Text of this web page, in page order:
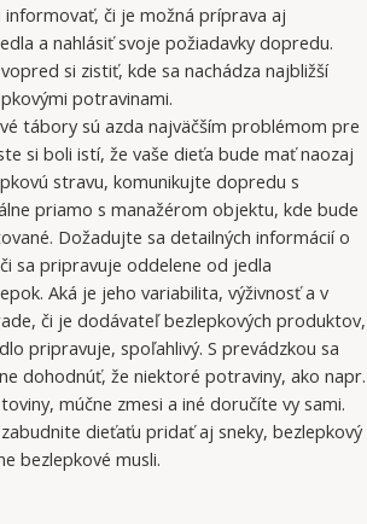
informovať, či je možná príprava aj
a nahlásiť svoje požiadavky dopredu.
si zistiť, kde sa nachádza najbližší
potravinami.
tábory sú azda najväčším problémom pre
si boli istí, že vaše dieťa bude mať naozaj
stravu, komunikujte dopredu s
priamo s manažérom objektu, kde bude
Dožadujte sa detailných informácií o
sa pripravuje oddelene od jedla
Aká je jeho variabilita, výživnosť a v
či je dodávateľ bezlepkových produktov,
pripravuje, spoľahlivý. S prevádzkou sa
dohodnúť, že niektoré potraviny, ako napr.
múčne zmesi a iné doručíte vy sami.
dieťaťu pridať aj sneky, bezlepkový
bezlepkové musli.